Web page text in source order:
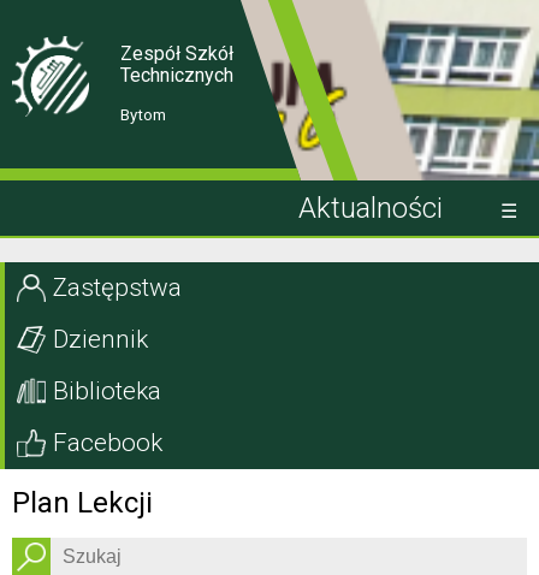
Content
navigation
Zespół Szkół
Technicznych
Bytom
Aktualności
Kandydat
Zastępstwa
Dziennik
Biblioteka
Facebook
Plan Lekcji